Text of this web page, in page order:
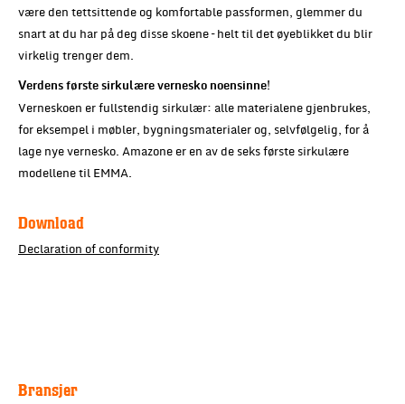
være den tettsittende og komfortable passformen, glemmer du
snart at du har på deg disse skoene – helt til det øyeblikket du blir
virkelig trenger dem.
Verdens første sirkulære vernesko noensinne!
Verneskoen er fullstendig sirkulær: alle materialene gjenbrukes,
for eksempel i møbler, bygningsmaterialer og, selvfølgelig, for å
lage nye vernesko. Amazone er en av de seks første sirkulære
modellene til EMMA.
Download
Declaration of conformity
Bransjer